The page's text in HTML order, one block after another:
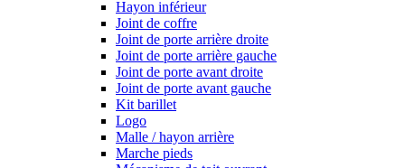
Hayon inférieur
Joint de coffre
Joint de porte arrière droite
Joint de porte arrière gauche
Joint de porte avant droite
Joint de porte avant gauche
Kit barillet
Logo
Malle / hayon arrière
Marche pieds